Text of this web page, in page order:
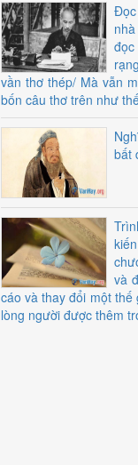
vần thơ thép/ Mà vẫn
bốn câu thơ trên như
bất
và
cáo và thay đổi một
lòng người được thêm